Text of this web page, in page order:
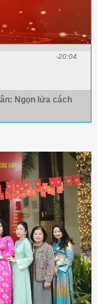
-20:04
Ngọn lửa cách